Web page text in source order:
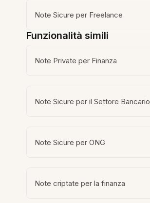
Note Sicure per Freelance
Funzionalità simili
Note Private per Finanza
Note Sicure per il Settore Bancario
Note Sicure per ONG
Note criptate per la finanza